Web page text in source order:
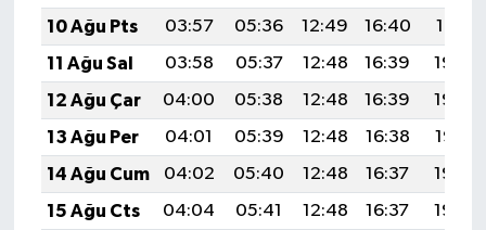
10 Ağu Pts
03:57 05:36 12:49 16:40
19:51
11 Ağu Sal
03:58 05:37 12:48 16:39
19:50
12 Ağu Çar
04:00 05:38 12:48 16:39
19:49
13 Ağu Per
04:01 05:39 12:48 16:38
19:47
14 Ağu Cum
04:02 05:40 12:48 16:37
19:46
15 Ağu Cts
04:04 05:41 12:48 16:37
19:45